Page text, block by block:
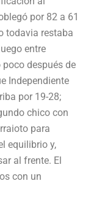
por 82 a 61
todavia restaba
entre
después de
Independiente
por 19-28;
chico con
para
equilibrio y,
al frente. El
con un